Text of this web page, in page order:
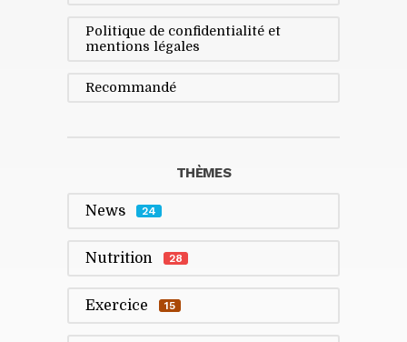
Politique de confidentialité et
mentions légales
Recommandé
THÈMES
News 24
Nutrition 28
Exercice 15